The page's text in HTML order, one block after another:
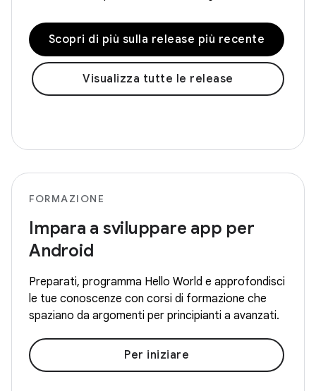
Scopri di più sulla release più recente
Visualizza tutte le release
FORMAZIONE
Impara a sviluppare app per
Android
Preparati, programma Hello World e approfondisci
le tue conoscenze con corsi di formazione che
spaziano da argomenti per principianti a avanzati.
Per iniziare